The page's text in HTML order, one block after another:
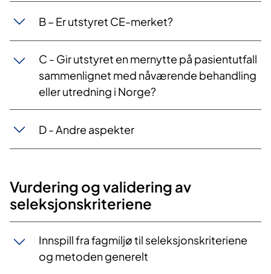
B – Er utstyret CE-merket?
C - Gir utstyret en mernytte på pasientutfall
sammenlignet med nåværende behandling
eller utredning i Norge?
D - Andre aspekter
Vurdering og validering av
seleksjonskriteriene
Innspill fra fagmiljø til seleksjonskriteriene
og metoden generelt